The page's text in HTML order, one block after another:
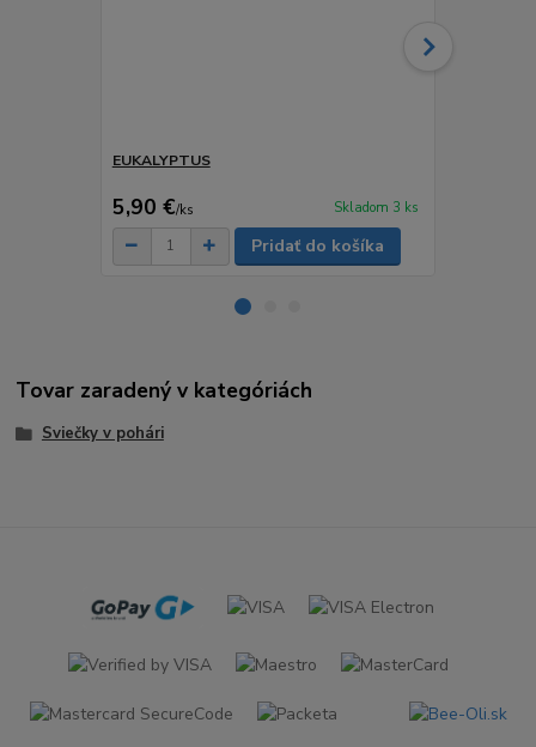
EUKALYPTUS
5,90 €/ks Skladom 3 ks
Pridať do košíka
Tovar zaradený v kategóriách
Sviečky v pohári